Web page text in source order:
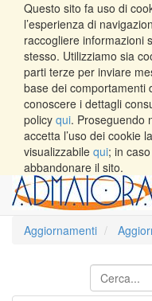
Questo sito fa uso di
l’esperienza di
raccogliere informazioni
stesso. Utilizziamo sia
parti terze per inviare
base dei comportamenti
conoscere i dettagli
policy qui. Proseguendo
accetta l’uso dei cookie
visualizzabile qui; in
abbandonare il sito.
Aggiornamenti